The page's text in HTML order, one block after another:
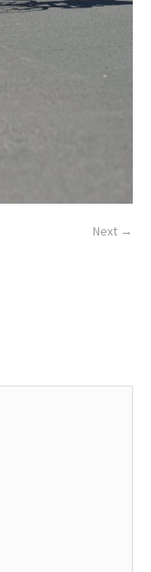
Next →